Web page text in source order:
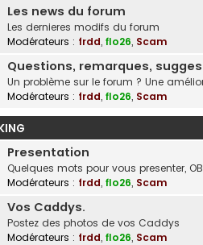
Les news du forum
Les dernieres modifs du forum
Modérateurs : frdd, flo26, Scam
Questions, remarques,
Un problème sur le forum ? Une
Modérateurs : frdd, flo26, Scam
Presentation
Quelques mots pour vous presenter,
Modérateurs : frdd, flo26, Scam
Vos Caddys.
Postez des photos de vos Caddys
Modérateurs : frdd, flo26, Scam